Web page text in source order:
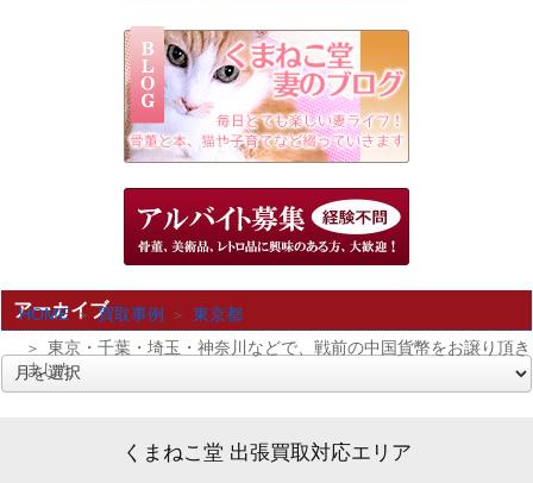
HOME 買取事例
東京都
東京・千葉・埼玉・神奈川などで、戦前の中国貨幣をお譲り頂き
ました
アーカイブ
くまねこ堂 出張買取対応エリア